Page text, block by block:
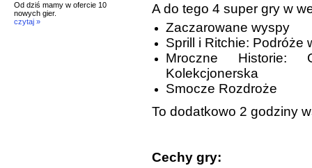
Od dziś mamy w ofercie 10
nowych gier.
czytaj »
A do tego 4 super gry w
Zaczarowane wyspy
Sprill i Ritchie: Podróże
Mroczne Historie:
Kolekcjonerska
Smocze Rozdroże
To dodatkowo 2 godziny
Cechy gry: